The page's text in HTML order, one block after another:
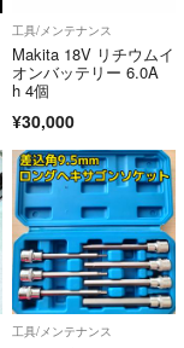
工具/メンテナンス
Makita 18V リチウムイ
オンバッテリー 6.0A
h 4個
¥30,000
工具/メンテナンス